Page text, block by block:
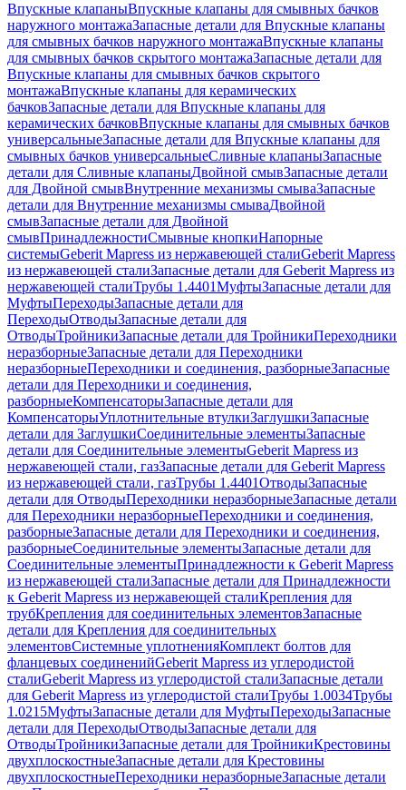
Впускные клапаныВпускные клапаны для смывных бачков
наружного монтажаЗапасные детали для Впускные клапаны
для смывных бачков наружного монтажаВпускные клапаны
для смывных бачков скрытого монтажаЗапасные детали для
Впускные клапаны для смывных бачков скрытого
монтажаВпускные клапаны для керамических
бачковЗапасные детали для Впускные клапаны для
керамических бачковВпускные клапаны для смывных бачков
универсальныеЗапасные детали для Впускные клапаны для
смывных бачков универсальныеСливные клапаныЗапасные
детали для Сливные клапаныДвойной смывЗапасные детали
для Двойной смывВнутренние механизмы смываЗапасные
детали для Внутренние механизмы смываДвойной
смывЗапасные детали для Двойной
смывПринадлежностиСмывные кнопкиНапорные
системыGeberit Mapress из нержавеющей сталиGeberit Mapress
из нержавеющей сталиЗапасные детали для Geberit Mapress из
нержавеющей сталиТрубы 1.4401МуфтыЗапасные детали для
МуфтыПереходыЗапасные детали для
ПереходыОтводыЗапасные детали для
ОтводыТройникиЗапасные детали для ТройникиПереходники
неразборныеЗапасные детали для Переходники
неразборныеПереходники и соединения, разборныеЗапасные
детали для Переходники и соединения,
разборныеКомпенсаторыЗапасные детали для
КомпенсаторыУплотнительные втулкиЗаглушкиЗапасные
детали для ЗаглушкиСоединительные элементыЗапасные
детали для Соединительные элементыGeberit Mapress из
нержавеющей стали, газЗапасные детали для Geberit Mapress
из нержавеющей стали, газТрубы 1.4401ОтводыЗапасные
детали для ОтводыПереходники неразборныеЗапасные детали
для Переходники неразборныеПереходники и соединения,
разборныеЗапасные детали для Переходники и соединения,
разборныеСоединительные элементыЗапасные детали для
Соединительные элементыПринадлежности к Geberit Mapress
из нержавеющей сталиЗапасные детали для Принадлежности
к Geberit Mapress из нержавеющей сталиКрепления для
трубКрепления для соединительных элементовЗапасные
детали для Крепления для соединительных
элементовСистемные уплотненияКомплект болтов для
фланцевых соединенийGeberit Mapress из углеродистой
сталиGeberit Mapress из углеродистой сталиЗапасные детали
для Geberit Mapress из углеродистой сталиТрубы 1.0034Трубы
1.0215МуфтыЗапасные детали для МуфтыПереходыЗапасные
детали для ПереходыОтводыЗапасные детали для
ОтводыТройникиЗапасные детали для ТройникиКрестовины
двухплоскостныеЗапасные детали для Крестовины
двухплоскостныеПереходники неразборныеЗапасные детали